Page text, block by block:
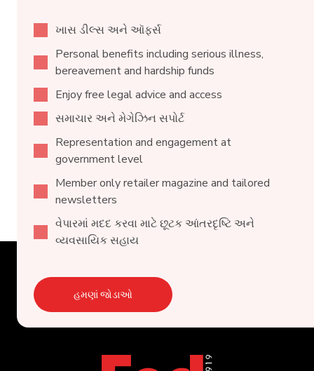
ખાસ ડીલ્સ અને ઑફર્સ
Personal benefits including serious illness,
bereavement and hardship funds
Enjoy free legal advice and access
સમાચાર અને મેગેઝિન સપોર્ટ
Representation and engagement at
government level
Member only retailer magazine and tailored
newsletters
વેપારમાં મદદ કરવા માટે છૂટક આંતરદૃષ્ટિ અને
વ્યવસાયિક સહાય
હમણાં જોડાઓ